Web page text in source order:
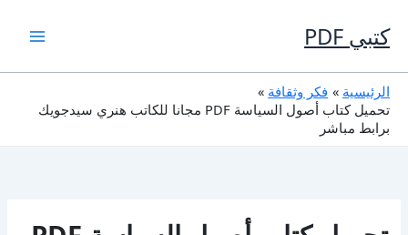
إلى
المحتوى
كتبي PDF
الرئيسية
فكر وثقافة
تحميل كتاب أصول السياسة PDF مجانا للكاتب هنري سيدجويك
برابط مباشر